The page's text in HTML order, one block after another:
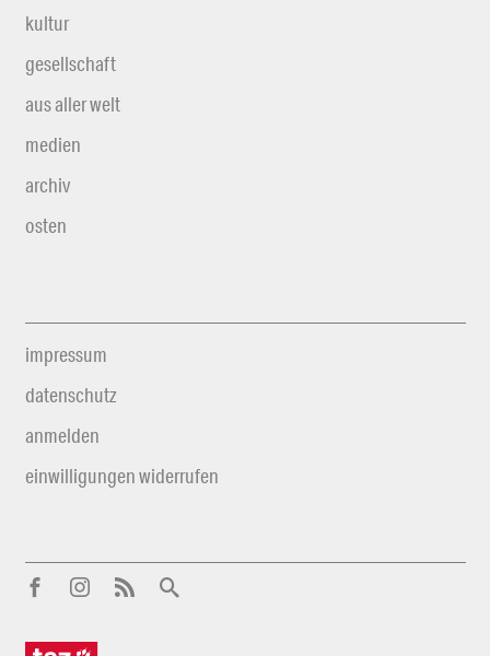
kultur
gesellschaft
aus aller welt
medien
archiv
osten
impressum
datenschutz
anmelden
einwilligungen widerrufen